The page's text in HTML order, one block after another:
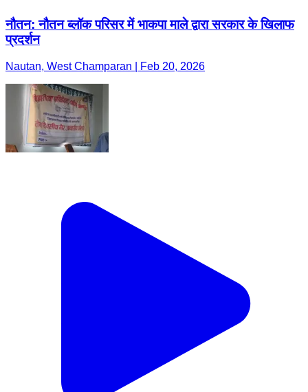
नौतन: नौतन ब्लॉक परिसर में भाकपा माले द्वारा सरकार के खिलाफ
प्रदर्शन
Nautan, West Champaran | Feb 20, 2026